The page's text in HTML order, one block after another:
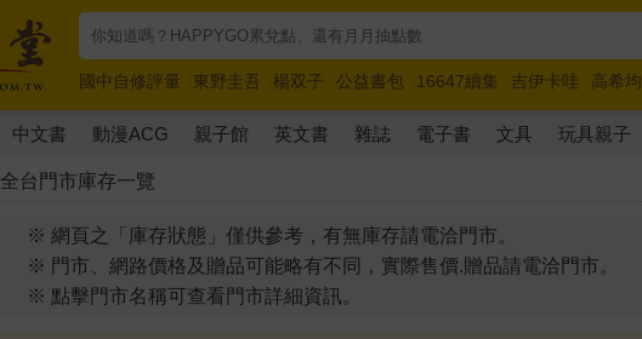
國中自修評量 東野圭吾 楊双子 公益書包 16647續集 吉伊卡哇 高希均
唯紅花綻放
奧德賽 路邊攤新作 馬斯克 玩具總動員5 超慢跑
中文書 動漫ACG 親子館 英文書 雜誌 電子書 文具 玩具親子
全台門市庫存一覽
※ 網頁之「庫存狀態」僅供參考，有無庫存請電洽門市。
※ 門市、網路價格及贈品可能略有不同，實際售價.贈品請電洽門市。
※ 點擊門市名稱可查看門市詳細資訊。